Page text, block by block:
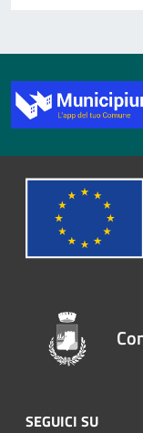
SEGUICI SU